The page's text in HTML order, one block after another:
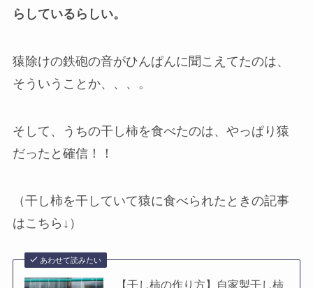
らしているらしい。
猿除けの鉄砲の音がひんぱんに聞こえてたのは、
そういうことか、、、。
そして、うちの干し柿を食べたのは、やっぱり猿
だったと確信！！
（干し柿を干していて猿に食べられたときの記事
はこちら↓）
あわせて読みたい
【干し柿の作り方】自家製干し柿